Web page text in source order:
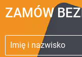
ZAMÓW